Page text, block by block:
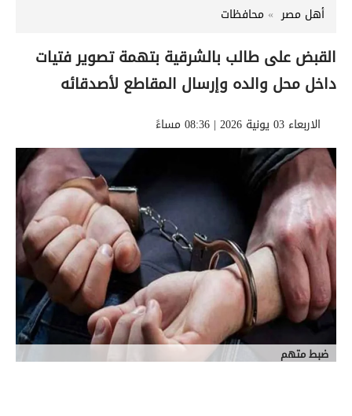
أهل مصر محافظات
القبض على طالب بالشرقية بتهمة تصوير فتيات
داخل محل والده وإرسال المقاطع لأصدقائه
الاربعاء 03 يونية 2026 | 08:36 مساءً
ضبط متهم